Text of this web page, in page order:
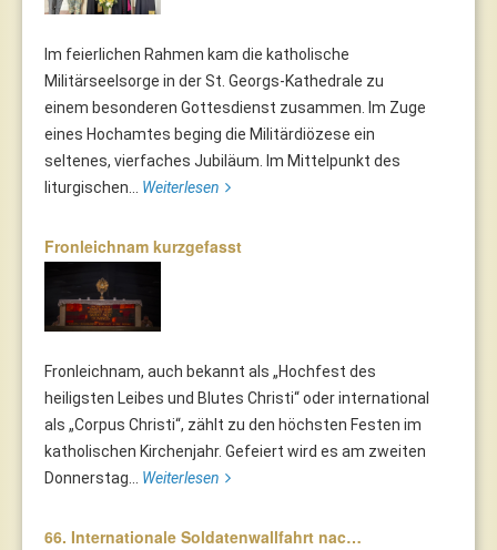
Im feierlichen Rahmen kam die katholische
Militärseelsorge in der St. Georgs-Kathedrale zu
einem besonderen Gottesdienst zusammen. Im Zuge
eines Hochamtes beging die Militärdiözese ein
seltenes, vierfaches Jubiläum. Im Mittelpunkt des
liturgischen... Weiterlesen
Fronleichnam kurzgefasst
Fronleichnam, auch bekannt als „Hochfest des
heiligsten Leibes und Blutes Christi“ oder international
als „Corpus Christi“, zählt zu den höchsten Festen im
katholischen Kirchenjahr. Gefeiert wird es am zweiten
Donnerstag... Weiterlesen
66. Internationale Soldatenwallfahrt nac…